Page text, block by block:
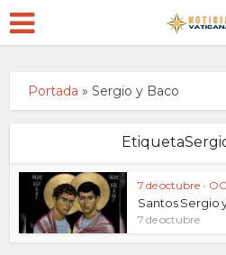
Portada »Sergio y Baco
7 de octubre •
Santos Sergio
7 de octubre